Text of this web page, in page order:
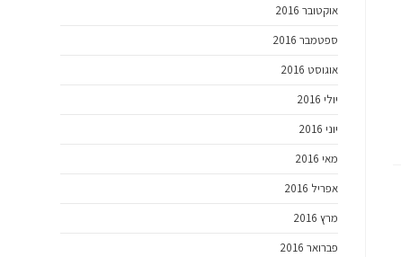
אוקטובר 2016
ספטמבר 2016
אוגוסט 2016
יולי 2016
יוני 2016
מאי 2016
אפריל 2016
מרץ 2016
פברואר 2016